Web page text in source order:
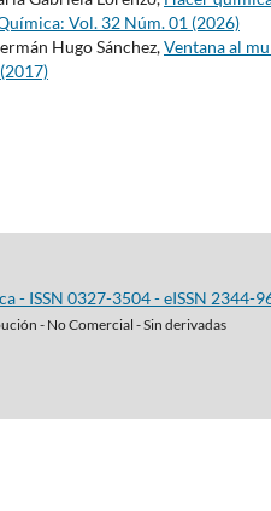
Vol. 32 Núm. 01 (2026)
Hugo Sánchez,Ventana al
- ISSN 0327-3504 - eISSN 2344-
- No Comercial - Sin derivadas